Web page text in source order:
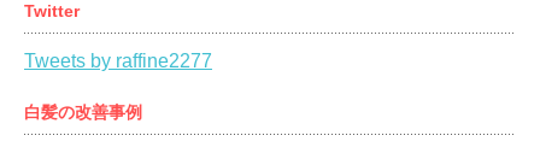
Twitter
Tweets by raffine2277
白髪の改善事例